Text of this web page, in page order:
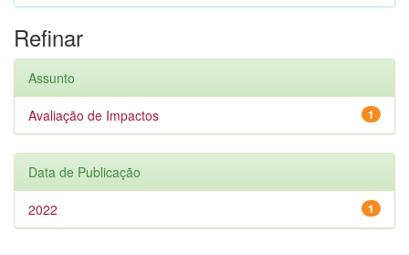
Refinar
Assunto
1
Avaliação de Impactos
Data de Publicação
1
2022